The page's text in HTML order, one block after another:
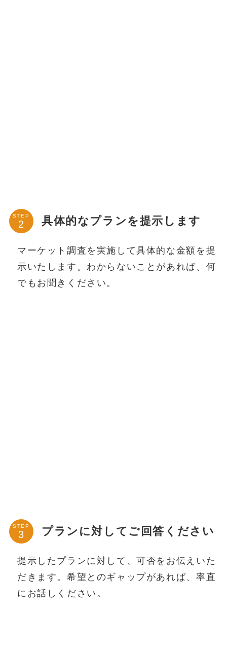
STEP 具体的なプランを提示します
マーケット調査を実施して具体的な金額を提
示いたします。わからないことがあれば、何
でもお聞きください。
STEP プランに対してご回答ください
提示したプランに対して、可否をお伝えいた
だきます。希望とのギャップがあれば、率直
にお話しください。